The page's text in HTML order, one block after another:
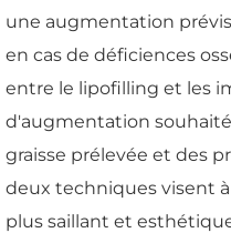
une augmentation
en cas de déficiences
entre le lipofilling et les
d'augmentation
graisse prélevée et des
deux techniques visent
plus saillant et